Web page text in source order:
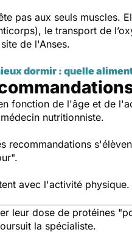
pas aux seuls muscles.
le transport de
de l'Anses.
dormir : quelle
fonction de l'âge et de
nutritionniste.
recommandations
avec l'activité
leur dose de protéines
la spécialiste.